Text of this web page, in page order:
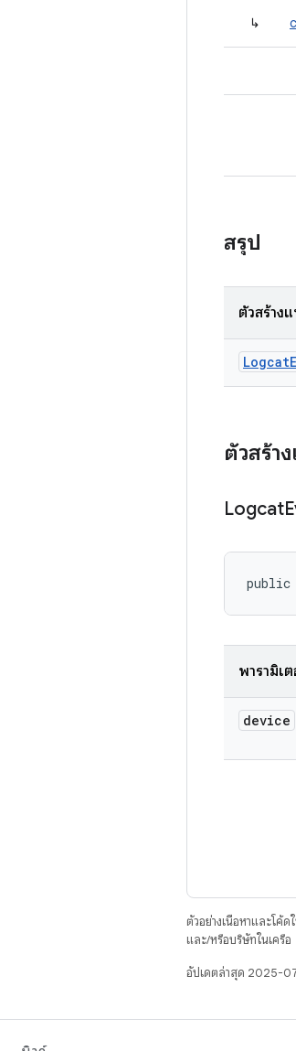
↳
สรุป
ตัวสร้าง
Logcat
ตัวสร้า
Logcat
public
พารามิเ
device
ตัวอย่างเนื้อหาและโค้
และ/หรือบริษัทในเครือ
อัปเดตล่าสุด 2025-